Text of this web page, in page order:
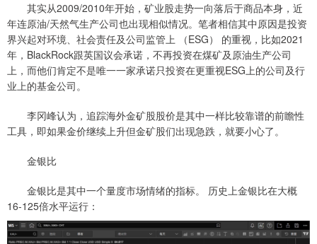
其实从2009/2010年开始，矿业股走势一向落后于商品本身，近
年连原油/天然气生产公司也出现相似情况。笔者相信其中原因是投资
界兴起对环境、社会责任及公司监管上 （ESG） 的重视，比如2021
年，BlackRock跟英国议会承诺，不再投资在煤矿及原油生产公司
上，而他们肯定不是唯一一家承诺只投资在更重视ESG上的公司及行
业上的基金公司。
李冈峰认为，追踪海外金矿股股价是其中一样比较靠谱的前瞻性
工具，即如果金价继续上升但金矿股们出现急跌，就要小心了。
金银比
金银比是其中一个量度市场情绪的指标。 历史上金银比在大概
16-125倍水平运行：